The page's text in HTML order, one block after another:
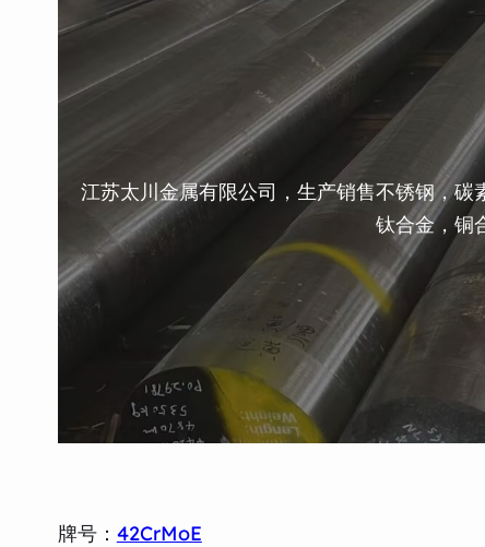
江苏太川金属有限公司，生产销售不锈钢，碳
钛合金，铜
牌号： 42CrMoE